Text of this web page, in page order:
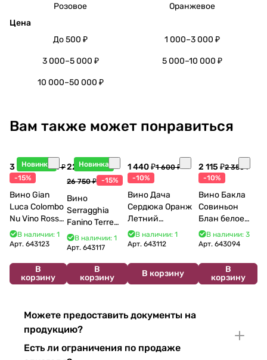
Розовое
Оранжевое
Цена
До 500 ₽
1 000–3 000 ₽
3 000–5 000 ₽ 5 000–10 000 ₽
10 000–50 000 ₽
Вам также может понравиться
Новинка
3 998 ₽4 704 ₽
-15%
Вино Gian
Luca Colombo
Nu Vino Rosso
2025 750 мл
В наличии: 1
Арт. 643123
В
корзину
Новинка
22 738 ₽
26 750 ₽ -15%
Вино
Serragghia
Fanino Terre
Siciliane IGP
2022 750 мл
В наличии: 1
Арт.643117
В
корзину
1 440 ₽1 600 ₽
-10%
Вино Дача
Сердюка Оранж
Летний
Сибирьковый
2024 750 мл
В наличии: 1
Арт. 643112
В корзину
2 115 ₽2 350 ₽
-10%
Вино Бакла
Совиньон
Блан белое
сухое 750 мл
12%
В наличии: 3
Арт.643094
В
корзину
Можете предоставить документы на
продукцию?
Есть ли ограничения по продаже